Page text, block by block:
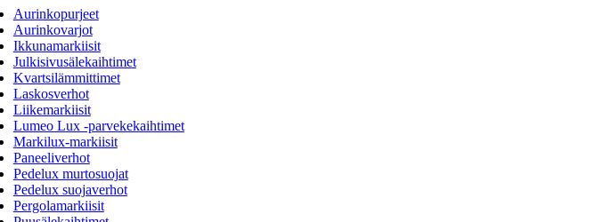
Aurinkopurjeet
Aurinkovarjot
Ikkunamarkiisit
Julkisivusälekaihtimet
Kvartsilämmittimet
Laskosverhot
Liikemarkiisit
Lumeo Lux -parvekekaihtimet
Markilux-markiisit
Paneeliverhot
Pedelux murtosuojat
Pedelux suojaverhot
Pergolamarkiisit